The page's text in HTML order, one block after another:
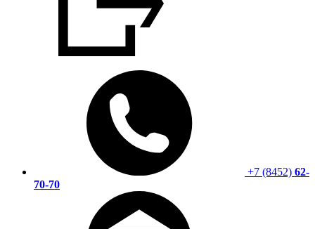
+7 (8452) 62-
70-70